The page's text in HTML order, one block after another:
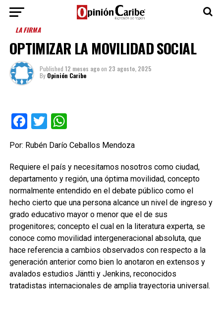
LA FIRMA
OPTIMIZAR LA MOVILIDAD SOCIAL
Published 12 meses agoon 23 agosto, 2025
By Opinión Caribe
Facebook
TwitterWhatsApp
Por: Rubén Darío Ceballos Mendoza
Requiere el país y necesitamos nosotros como ciudad,
departamento y región, una óptima movilidad, concepto
normalmente entendido en el debate público como el
hecho cierto que una persona alcance un nivel de ingreso y
grado educativo mayor o menor que el de sus
progenitores; concepto el cual en la literatura experta, se
conoce como movilidad intergeneracional absoluta, que
hace referencia a cambios observados con respecto a la
generación anterior como bien lo anotaron en extensos y
avalados estudios Jäntti y Jenkins, reconocidos
tratadistas internacionales de amplia trayectoria universal.